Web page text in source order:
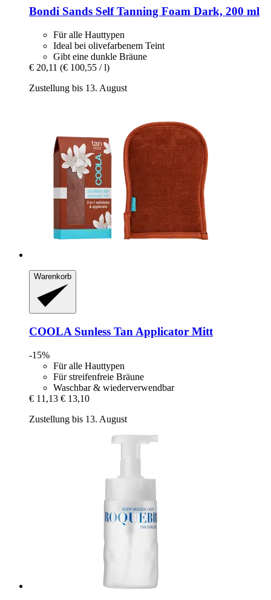
Bondi Sands Self Tanning Foam Dark, 200 ml
Für alle Hauttypen
Ideal bei olivefarbenem Teint
Gibt eine dunkle Bräune
€ 20,11 (€ 100,55 / l)
Zustellung bis 13. August
Warenkorb
COOLA Sunless Tan Applicator Mitt
-15%
Für alle Hauttypen
Für streifenfreie Bräune
Waschbar & wiederverwendbar
€ 11,13 € 13,10
Zustellung bis 13. August